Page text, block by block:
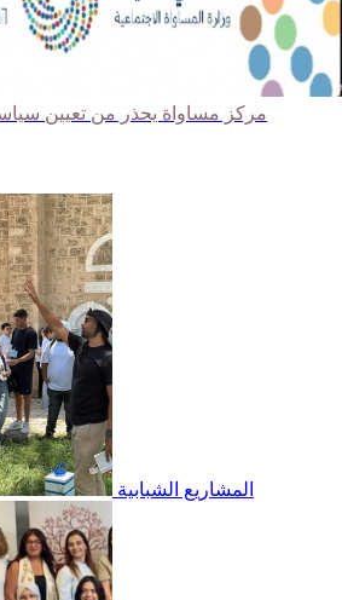
مركز مساواة يحذر من تعيين
المشاريع الشبابية